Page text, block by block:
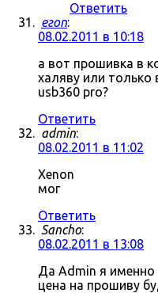
Ответить
егоп:
08.02.2011 в 10:18
а вот прошивка в
халяву или
usb360 pro?
Ответить
admin:
08.02.2011 в 11:02
Xenon
мог
Ответить
Sancho:
08.02.2011 в 13:08
Да Admin я именно
цена на прошиву